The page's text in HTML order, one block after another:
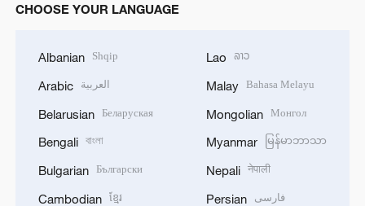
CHOOSE YOUR LANGUAGE
Albanian Shqip
Arabic العربية
Belarusian Беларуская
Bengali বাংলা
Bulgarian Български
Cambodian ខ្មែរ
Lao ລາວ
Malay Bahasa Melayu
Mongolian Монгол
Myanmar မြန်မာဘာသာ
Nepali नेपाली
Persian فارسی